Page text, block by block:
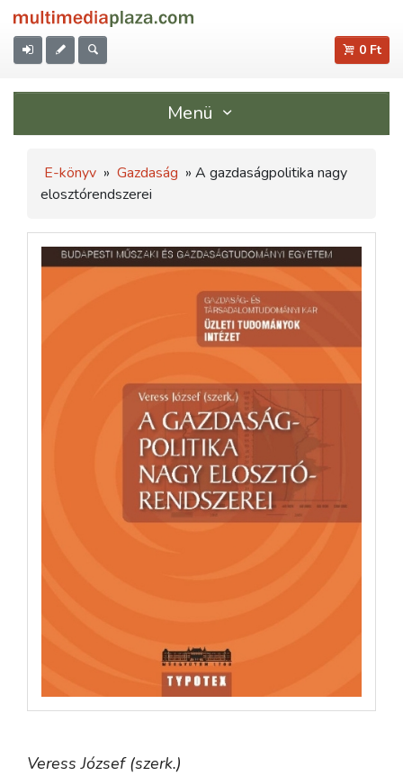
0 Ft
Menü
E-könyv » Gazdaság » A gazdaságpolitika nagy
elosztórendszerei
Veress József (szerk.)